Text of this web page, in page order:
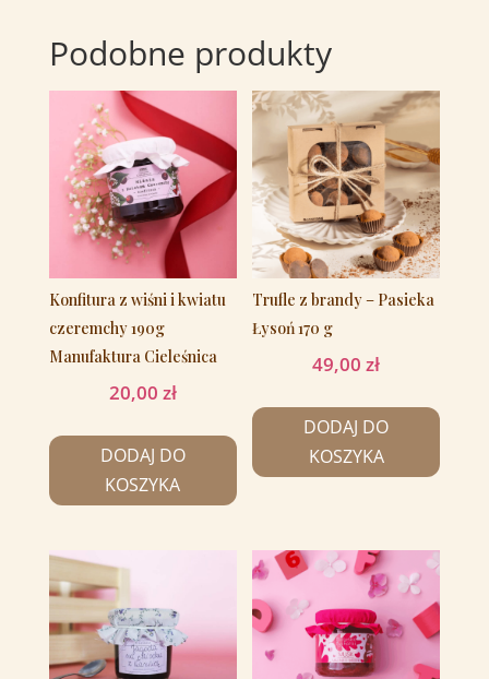
Podobne produkty
Konfitura z wiśni i kwiatu
czeremchy 190g
Manufaktura Cieleśnica
20,00 zł
DODAJ DO
KOSZYKA
Trufle z brandy – Pasieka
Łysoń 170 g
49,00zł
DODAJ DO
KOSZYKA